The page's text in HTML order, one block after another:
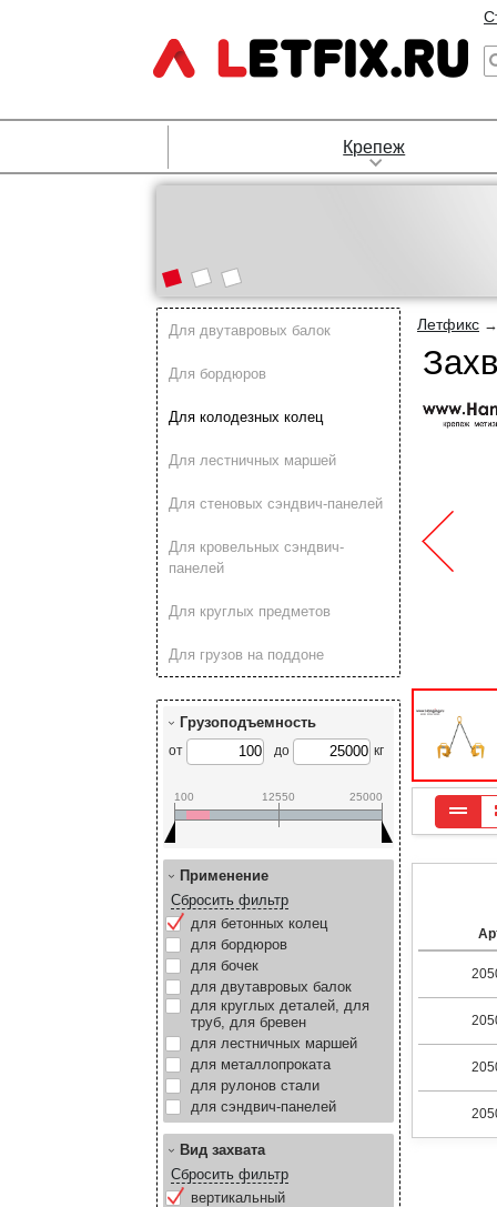
Крепеж
Для двутавровых балок
Для бордюров
Для колодезных колец
Для лестничных маршей
Для стеновых сэндвич-панелей
Для кровельных сэндвич-
панелей
Для круглых предметов
Для грузов на поддоне
Грузоподъемность
от до кг
100 12550 25000
Применение
Сбросить фильтр
для бетонных колец
для бордюров
для бочек
для двутавровых балок
для круглых деталей, для
труб, для бревен
для лестничных маршей
для металлопроката
для рулонов стали
для сэндвич-панелей
Вид захвата
Сбросить фильтр
вертикальный
Летфикс